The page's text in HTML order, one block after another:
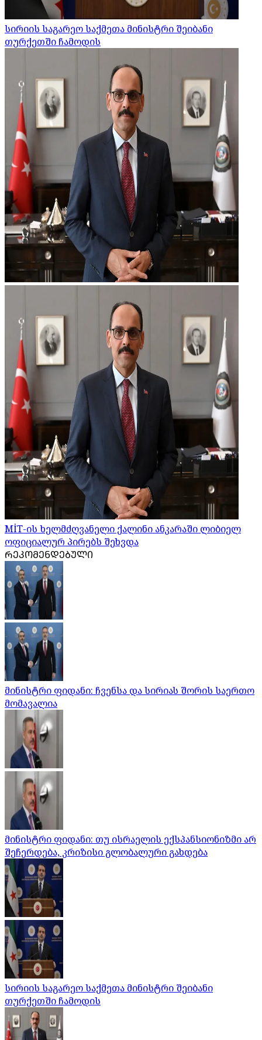
სირიის საგარეო საქმეთა მინისტრი შეიბანი
თურქეთში ჩამოდის
MİT-ის ხელმძღვანელი ქალინი ანკარაში ლიბიელ
ოფიციალურ პირებს შეხვდა
ᲠᲔᲙᲝᲛᲔᲜᲓᲔᲑᲣᲚᲘ
მინისტრი ფიდანი: ჩვენსა და სირიას შორის საერთო
მომავალია
მინისტრი ფიდანი: თუ ისრაელის ექსპანსიონიზმი არ
შეჩერდება, კრიზისი გლობალური გახდება
სირიის საგარეო საქმეთა მინისტრი შეიბანი
თურქეთში ჩამოდის